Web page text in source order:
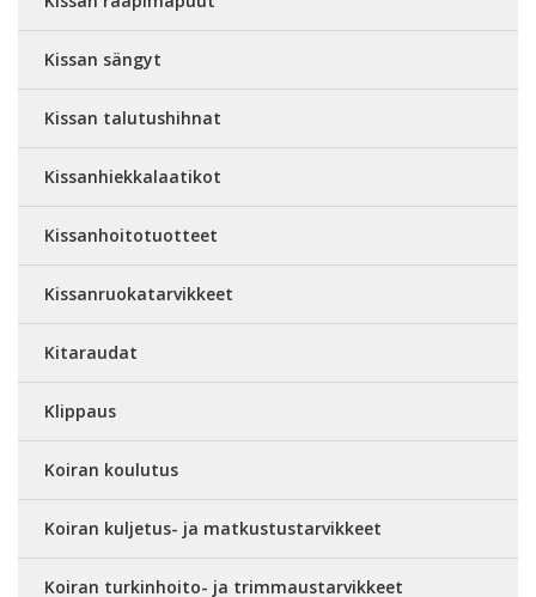
Kissan sängyt
Kissan talutushihnat
Kissanhiekkalaatikot
Kissanhoitotuotteet
Kissanruokatarvikkeet
Kitaraudat
Klippaus
Koiran koulutus
Koiran kuljetus- ja matkustustarvikkeet
Koiran turkinhoito- ja trimmaustarvikkeet